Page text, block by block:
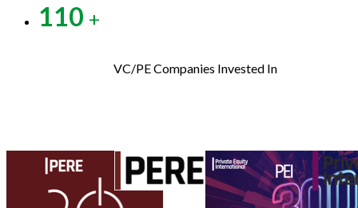
110 +
VC/PE Companies Invested In